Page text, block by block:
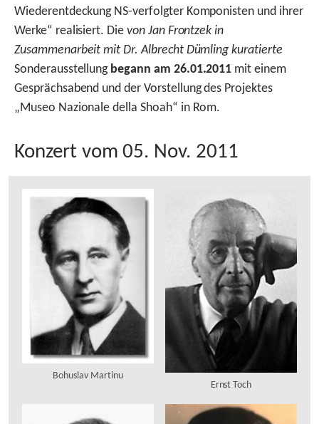
Wiederentdeckung NS-verfolgter Komponisten und ihrer
Werke“ realisiert. Die von Jan Frontzek in
Zusammenarbeit mit Dr. Albrecht Dümling kuratierte
Sonderausstellung begann am 26.01.2011 mit einem
Gesprächsabend und der Vorstellung des Projektes
„Museo Nazionale della Shoah“ in Rom.
Konzert vom 05. Nov. 2011
Bohuslav Martinu
Ernst Toch